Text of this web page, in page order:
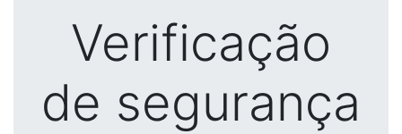
Verificação
de segurança